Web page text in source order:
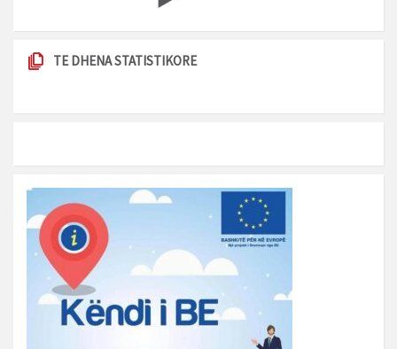
TE DHENA STATISTIKORE